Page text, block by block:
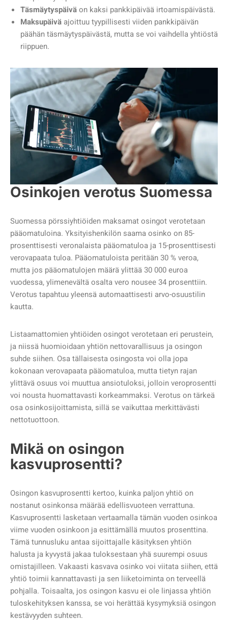
Täsmäytyspäiväon kaksi pankkipäivää irtoamispäivästä.
Maksupäivä ajoittuu tyypillisesti viiden pankkipäivän
päähän täsmäytyspäivästä, mutta se voi vaihdella yhtiöstä
riippuen.
Osinkojen verotus Suomessa
Suomessa pörssiyhtiöiden maksamat osingot verotetaan
pääomatuloina. Yksityishenkilön saama osinko on 85-
prosenttisesti veronalaista pääomatuloa ja 15-prosenttisesti
verovapaata tuloa. Pääomatuloista peritään 30 % veroa,
mutta jos pääomatulojen määrä ylittää 30 000 euroa
vuodessa, ylimenevältä osalta vero nousee 34 prosenttiin.
Verotus tapahtuu yleensä automaattisesti arvo-osuustilin
kautta.
Listaamattomien yhtiöiden osingot verotetaan eri perustein,
ja niissä huomioidaan yhtiön nettovarallisuus ja osingon
suhde siihen. Osa tällaisesta osingosta voi olla jopa
kokonaan verovapaata pääomatuloa, mutta tietyn rajan
ylittävä osuus voi muuttua ansiotuloksi, jolloin veroprosentti
voi nousta huomattavasti korkeammaksi. Verotus on tärkeä
osa osinkosijoittamista, sillä se vaikuttaa merkittävästi
nettotuottoon.
Mikä on osingon
kasvuprosentti?
Osingon kasvuprosentti kertoo, kuinka paljon yhtiö on
nostanut osinkonsa määrää edellisvuoteen verrattuna.
Kasvuprosentti lasketaan vertaamalla tämän vuoden osinkoa
viime vuoden osinkoon ja esittämällä muutos prosenttina.
Tämä tunnusluku antaa sijoittajalle käsityksen yhtiön
halusta ja kyvystä jakaa tuloksestaan yhä suurempi osuus
omistajilleen. Vakaasti kasvava osinko voi viitata siihen, että
yhtiö toimii kannattavasti ja sen liiketoiminta on terveellä
pohjalla. Toisaalta, jos osingon kasvu ei ole linjassa yhtiön
tuloskehityksen kanssa, se voi herättää kysymyksiä osingon
kestävyyden suhteen.